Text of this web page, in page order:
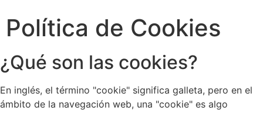
Política de Cookies
¿Qué son las cookies?
En inglés, el término "cookie" significa galleta, pero en el
ámbito de la navegación web, una "cookie" es algo